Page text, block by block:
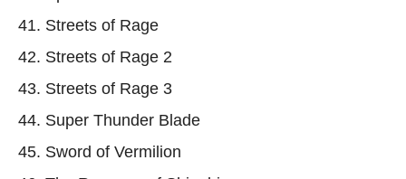
41. Streets of Rage
42. Streets of Rage 2
43. Streets of Rage 3
44. Super Thunder Blade
45. Sword of Vermilion